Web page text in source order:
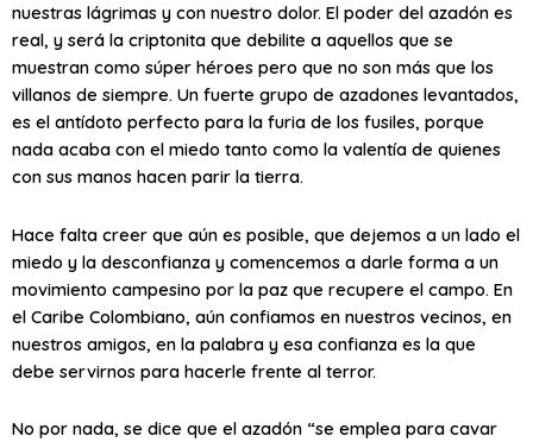
nuestras lágrimas y con nuestro dolor. El poder del azadón es
real, y será la criptonita que debilite a aquellos que se
muestran como súper héroes pero que no son más que los
villanos de siempre. Un fuerte grupo de azadones levantados,
es el antídoto perfecto para la furia de los fusiles, porque
nada acaba con el miedo tanto como la valentía de quienes
con sus manos hacen parir la tierra.
Hace falta creer que aún es posible, que dejemos a un lado el
miedo y la desconfianza y comencemos a darle forma a un
movimiento campesino por la paz que recupere el campo. En
el Caribe Colombiano, aún confiamos en nuestros vecinos, en
nuestros amigos, en la palabra y esa confianza es la que
debe servirnos para hacerle frente al terror.
No por nada, se dice que el azadón “se emplea para cavar